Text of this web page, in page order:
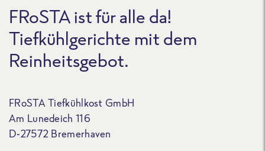
FRoSTA ist für alle da!
Tiefkühlgerichte mit dem
Reinheitsgebot.
FRoSTA Tiefkühlkost GmbH
Am Lunedeich 116
D-27572 Bremerhaven